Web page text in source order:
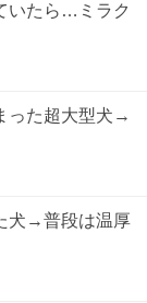
いたら…ミラク
った超大型犬→
犬→普段は温厚